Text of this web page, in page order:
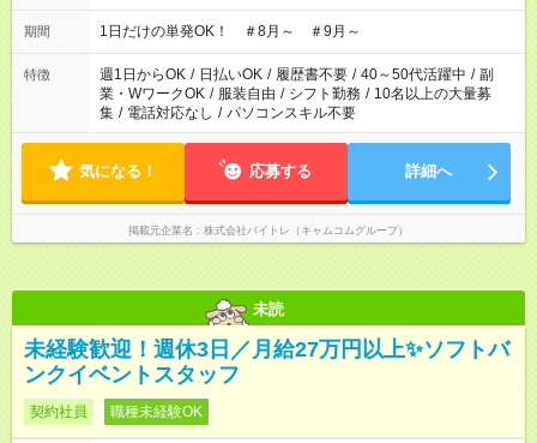
ださい！
期間 1日だけの単発OK！ ＃8月～ ＃9月～
特徴 週1日からOK / 日払いOK / 履歴書不要 / 40～50代活躍中 / 副
業・WワークOK / 服装自由 / シフト勤務 / 10名以上の大量募
集 / 電話対応なし / パソコンスキル不要
気になる！ 応募する 詳細へ
掲載元企業名 株式会社バイトレ（キャムコムグループ）
未読
未経験歓迎！週休3日／月給27万円以上✨ソフトバ
ンクイベントスタッフ
契約社員 職種未経験OK